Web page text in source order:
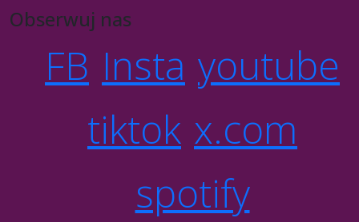
Obserwuj nas
FB Insta youtube
tiktok x.com
spotify